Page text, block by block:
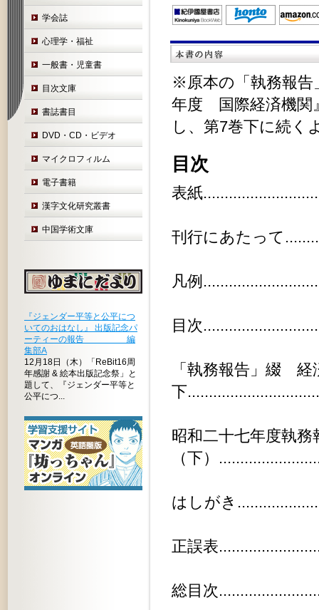
学会誌
心理学・福祉
一般書・児童書
目次文庫
書誌書目
DVD・CD・ビデオ
マイクロフィルム
電子書籍
漢字文化研究叢書
中国学術文庫
『ジェンダー平等と公平につ
いてのおはなし』 出版記念パ
ーティーの報告 編
集部A
12月18日（木）「ReBit16周
年感謝 & 絵本出版記念祭」と
題して、『ジェンダー平等と
公平につ...
※原本の「執務報
年度 国際経済機関
し、第7巻下に続く
目次
表紙
刊行にあたって
凡例
目次
「執務報告」綴
下
昭和二十七年度執
（下）
はしがき
正誤表
総目次